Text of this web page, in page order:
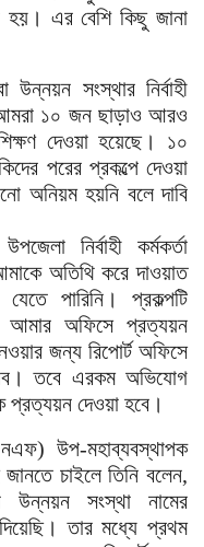
হয়। এর বেশি কিছু জানা
সংস্থার নির্বাহী
১০ জন ছাড়াও আরও
দেওয়া হয়েছে। ১০
পরের প্রকল্পে দেওয়া
অনিয়ম হয়নি বলে দাবি
নির্বাহী কর্মকর্তা
অতিথি করে দাওয়াত
পারিনি। প্রকল্পটি
আমার অফিসে প্রত্যয়ন
জন্য রিপোর্ট অফিসে
তবে এরকম অভিযোগ
প্রত্যয়ন দেওয়া হবে।
উপ-মহাব্যবস্থাপক
চাইলে তিনি বলেন,
উন্নয়ন সংস্থা নামের
তার মধ্যে প্রথম